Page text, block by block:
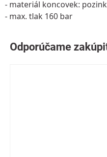
- materiál koncovek: pozink
- max. tlak 160 bar